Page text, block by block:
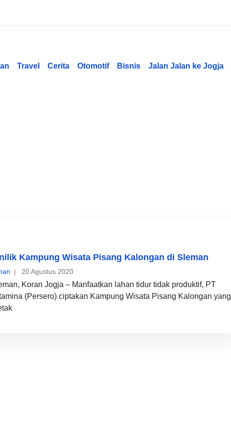
Travel Cerita Otomotif Bisnis Jalan Jalan ke Jogja
Kampung Wisata Pisang Kalongan di Sleman
20 Agustus 2020
Koran Jogja – Manfaatkan lahan tidur tidak produktif, PT
(Persero) ciptakan Kampung Wisata Pisang Kalongan yang